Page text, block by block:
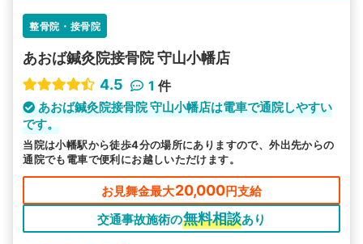
整骨院・接骨院
あおば鍼灸院接骨院 守山小幡店
4.5
1 件
あおば鍼灸院接骨院 守山小幡店は電車で通院しやすい
です。
当院は小幡駅から徒歩4分の場所にありますので、外出先からの
通院でも電車で便利にお越しいただけます。
お見舞金最大20,000円支給
交通事故施術の無料相談あり